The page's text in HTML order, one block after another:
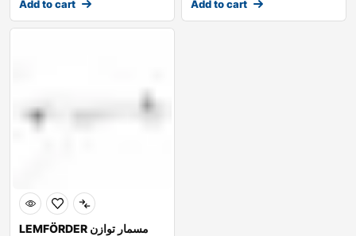
Add to cart Add to cart
LEMFÖRDER مسمار توازن